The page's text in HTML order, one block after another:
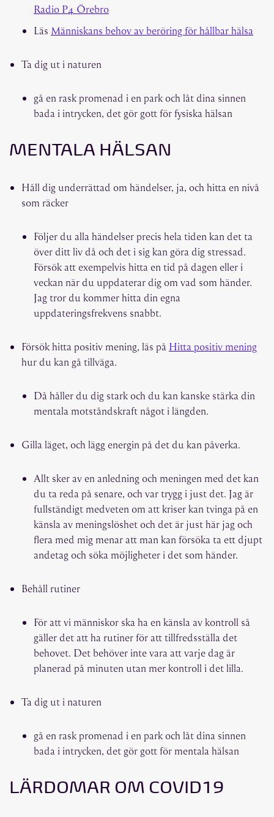
Radio P4 Örebro
Läs Människans behov av beröring för hållbar hälsa
Ta dig ut i naturen
gå en rask promenad i en park och låt dina sinnen
bada i intrycken, det gör gott för fysiska hälsan
MENTALA HÄLSAN
Håll dig underrättad om händelser, ja, och hitta en nivå
som räcker
Följer du alla händelser precis hela tiden kan det ta
över ditt liv då och det i sig kan göra dig stressad.
Försök att exempelvis hitta en tid på dagen eller i
veckan när du uppdaterar dig om vad som händer.
Jag tror du kommer hitta din egna
uppdateringsfrekvens snabbt.
Försök hitta positiv mening, läs på Hitta positiv mening
hur du kan gå tillväga.
Då håller du dig stark och du kan kanske stärka din
mentala motståndskraft något i längden.
Gilla läget, och lägg energin på det du kan påverka.
Allt sker av en anledning och meningen med det kan
du ta reda på senare, och var trygg i just det. Jag är
fullständigt medveten om att kriser kan tvinga på en
känsla av meningslöshet och det är just här jag och
flera med mig menar att man kan försöka ta ett djupt
andetag och söka möjligheter i det som händer.
Behåll rutiner
För att vi människor ska ha en känsla av kontroll så
gäller det att ha rutiner för att tillfredsställa det
behovet. Det behöver inte vara att varje dag är
planerad på minuten utan mer kontroll i det lilla.
Ta dig ut i naturen
gå en rask promenad i en park och låt dina sinnen
bada i intrycken, det gör gott för mentala hälsan
LÄRDOMAR OM COVID19